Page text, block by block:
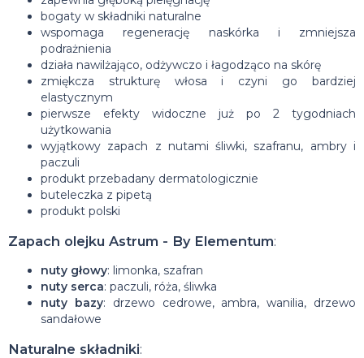
bogaty w składniki naturalne
wspomaga regenerację naskórka i zmniejsza
podrażnienia
działa nawilżająco, odżywczo i łagodząco na skórę
zmiękcza strukturę włosa i czyni go bardziej
elastycznym
pierwsze efekty widoczne już po 2 tygodniach
użytkowania
wyjątkowy zapach z nutami śliwki, szafranu, ambry i
paczuli
produkt przebadany dermatologicznie
buteleczka z pipetą
produkt polski
Zapach olejku Astrum - By Elementum:
nuty głowy: limonka, szafran
nuty serca: paczuli, róża, śliwka
nuty bazy: drzewo cedrowe, ambra, wanilia, drzewo
sandałowe
Naturalne składniki: